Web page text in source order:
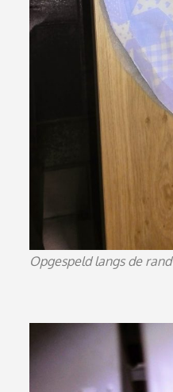
Opgespeld langs de rand